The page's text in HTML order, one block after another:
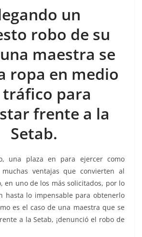
s
A
p
p
y
Li
n
k
gr
a
m
e
un
robo de su
maestra se
ropa en medio
tráfico para
frente a la
Setab.
una plaza en para ejercer como
ventajas que convierten al
en uno de los más solicitados, por lo
hasta lo impensable para obtenerlo
es el caso de una maestra que se
a la Setab, ¡denunció el robo de